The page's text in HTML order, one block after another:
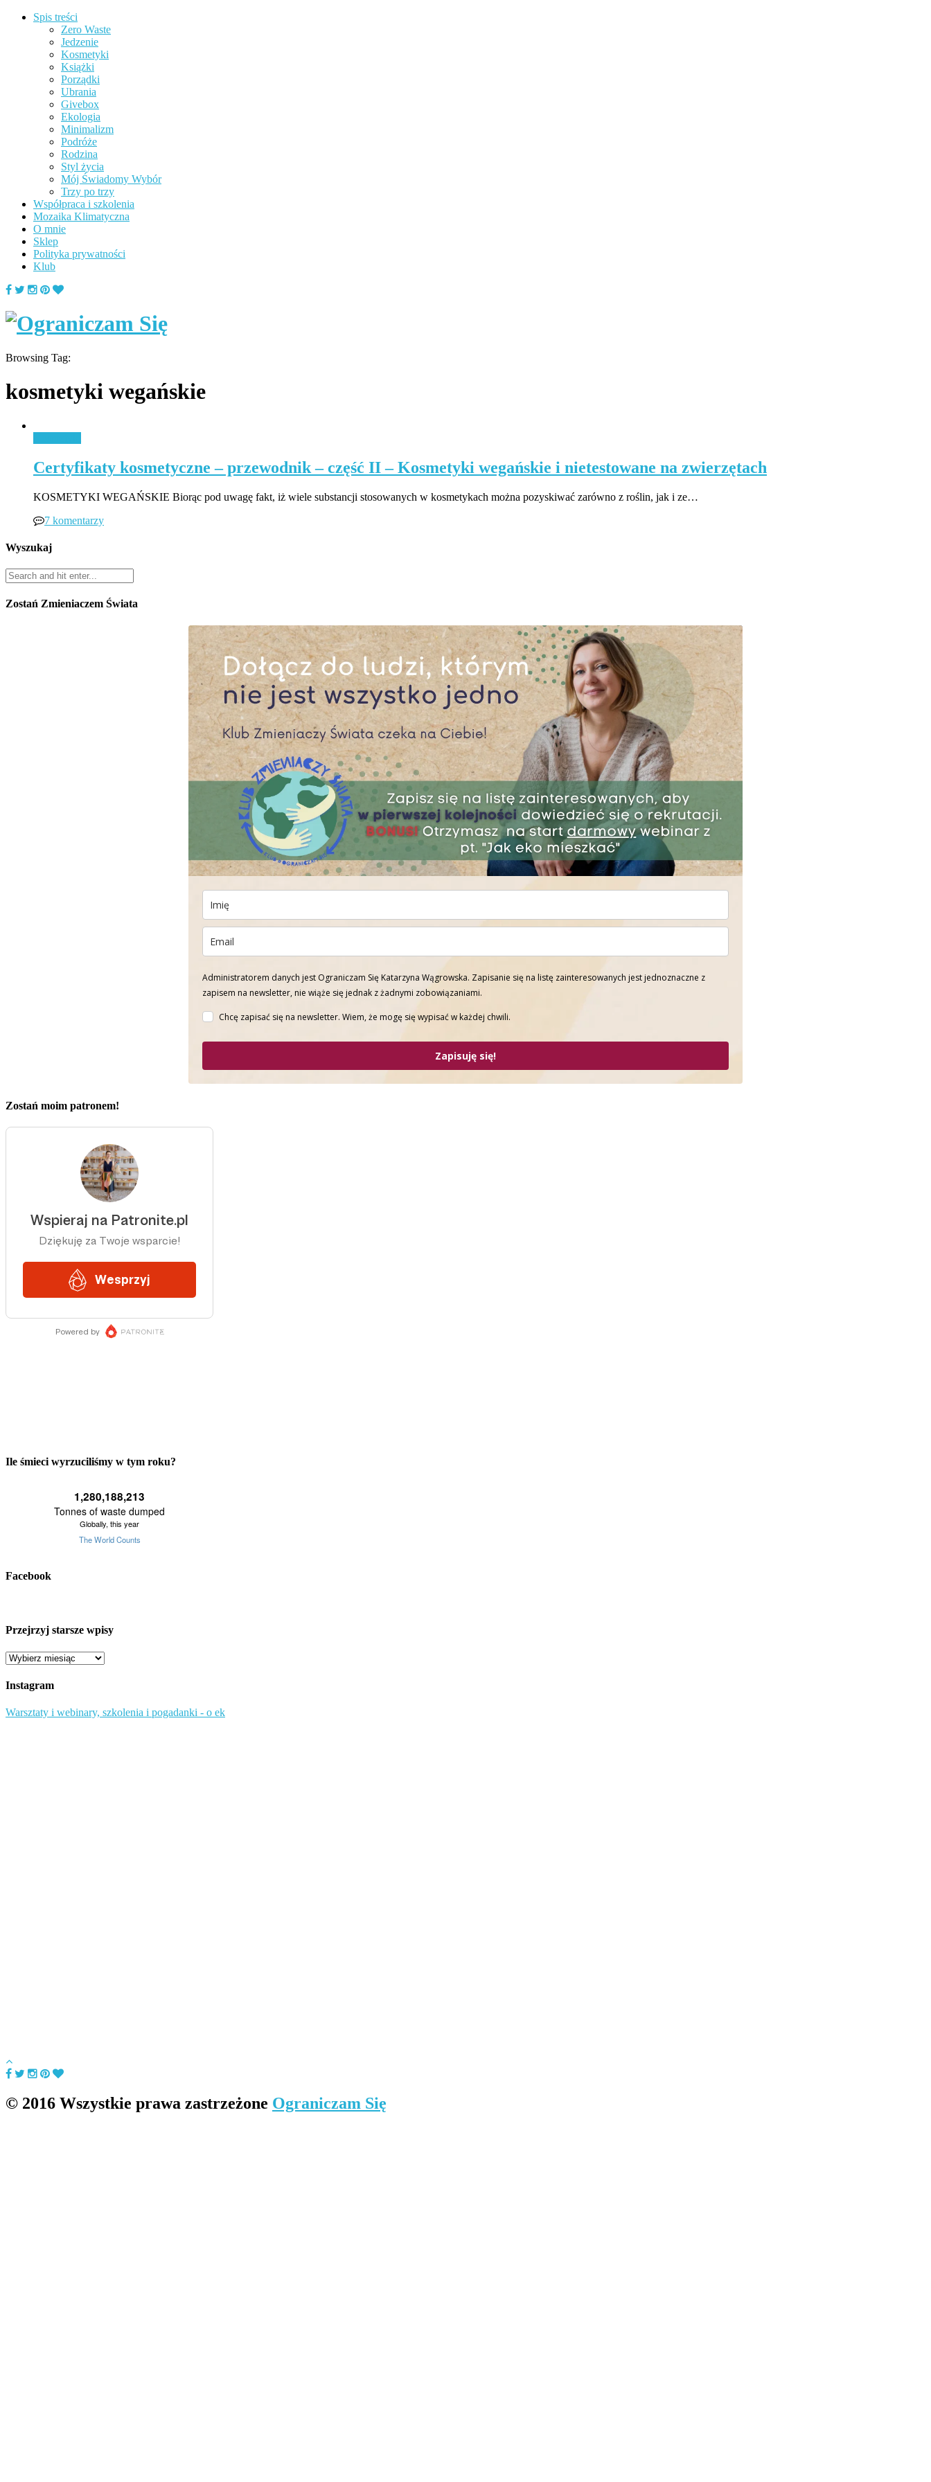
Spis treści
Zero Waste
Jedzenie
Kosmetyki
Książki
Porządki
Ubrania
Givebox
Ekologia
Minimalizm
Podróże
Rodzina
Styl życia
Mój Świadomy Wybór
Trzy po trzy
Współpraca i szkolenia
Mozaika Klimatyczna
O mnie
Sklep
Polityka prywatności
Klub
Browsing Tag:
kosmetyki wegańskie
Certyfikaty kosmetyczne – przewodnik – część II – Kosmetyki wegańskie i nietestowane na zwierzętach
KOSMETYKI WEGAŃSKIE Biorąc pod uwagę fakt, iż wiele substancji stosowanych w kosmetykach można pozyskiwać zarówno z roślin, jak i ze…
7 komentarzy
Wyszukaj
Zostań Zmieniaczem Świata
Administratorem danych jest Ograniczam Się Katarzyna Wągrowska. Zapisanie się na listę zainteresowanych jest jednoznaczne z
zapisem na newsletter, nie wiąże się jednak z żadnymi zobowiązaniami.
Chcę zapisać się na newsletter. Wiem, że mogę się wypisać w każdej chwili.
Zapisuję się!
Zostań moim patronem!
Ile śmieci wyrzuciliśmy w tym roku?
Facebook
Przejrzyj starsze wpisy
Przejrzyj
wpisy
Instagram
Warsztaty i webinary, szkolenia i pogadanki - o ek
© 2016 Wszystkie prawa zastrzeżone Ograniczam Się